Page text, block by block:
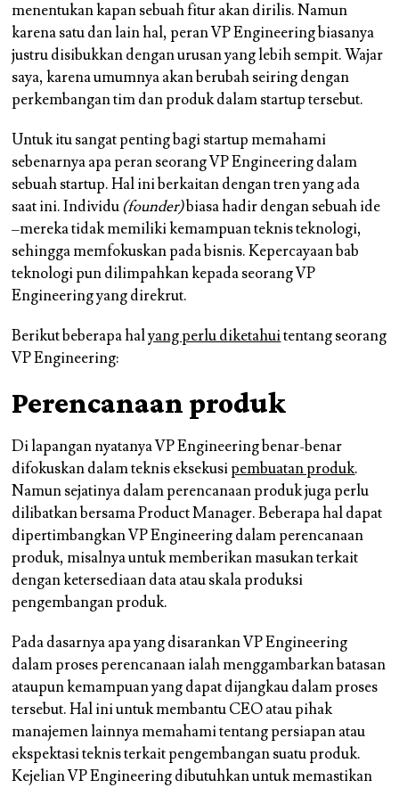
menentukan kapan sebuah fitur akan dirilis. Namun
karena satu dan lain hal, peran VP Engineering biasanya
justru disibukkan dengan urusan yang lebih sempit. Wajar
saya, karena umumnya akan berubah seiring dengan
perkembangan tim dan produk dalam startup tersebut.
Untuk itu sangat penting bagi startup memahami
sebenarnya apa peran seorang VP Engineering dalam
sebuah startup. Hal ini berkaitan dengan tren yang ada
saat ini. Individu(founder)biasa hadir dengan sebuah ide
–mereka tidak memiliki kemampuan teknis teknologi,
sehingga memfokuskan pada bisnis. Kepercayaan bab
teknologi pun dilimpahkan kepada seorang VP
Engineering yang direkrut.
Berikut beberapa halyang perlu diketahuitentang seorang
VP Engineering:
Perencanaan produk
Di lapangan nyatanya VP Engineering benar-benar
difokuskan dalam teknis eksekusipembuatan produk.
Namun sejatinya dalam perencanaan produk juga perlu
dilibatkan bersama Product Manager. Beberapa hal dapat
dipertimbangkan VP Engineering dalam perencanaan
produk, misalnya untuk memberikan masukan terkait
dengan ketersediaan data atau skala produksi
pengembangan produk.
Pada dasarnya apa yang disarankan VP Engineering
dalam proses perencanaan ialah menggambarkan batasan
ataupun kemampuan yang dapat dijangkau dalam proses
tersebut. Hal ini untuk membantu CEO atau pihak
manajemen lainnya memahami tentang persiapan atau
ekspektasi teknis terkait pengembangan suatu produk.
Kejelian VP Engineering dibutuhkan untuk memastikan